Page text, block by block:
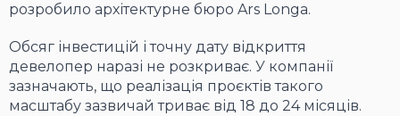
розробило архітектурне бюро Ars Longa.
Обсяг інвестицій і точну дату відкриття
девелопер наразі не розкриває. У компанії
зазначають, що реалізація проєктів такого
масштабу зазвичай триває від 18 до 24 місяців.